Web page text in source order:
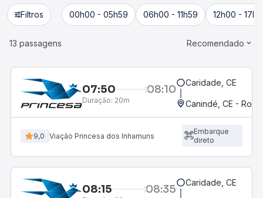
Filtros 00h00 - 05h59 06h00 - 11h59 12h00 -
13 passagens Recomendado
07:50 08:10
Duração: 20m
Caridade, CE
Canindé, CE -
9,0 Viação Princesa dos Inhamuns
Embarque
direto
08:15 08:35 Caridade, CE